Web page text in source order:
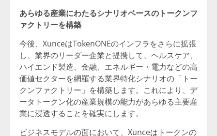
あらゆる産業にわたるシナリオベースのトークンフ
ァクトリーを構築
今後、XunceはTokenONEのインフラをさらに拡張
し、業界のリーダー企業と提携して、ヘルスケア、
ハイエンド製造、金融、エネルギー・電力などの高
価値セクターを網羅する業界特化シナリオの「トー
クンファクトリー」を構築します。これにより、デ
ータトークン化の産業規模の能力があらゆる主要産
業に浸透することを確実にします。
ビジネスモデルの面において、Xunceはトークンの